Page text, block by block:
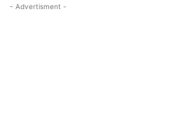
- Advertisment -